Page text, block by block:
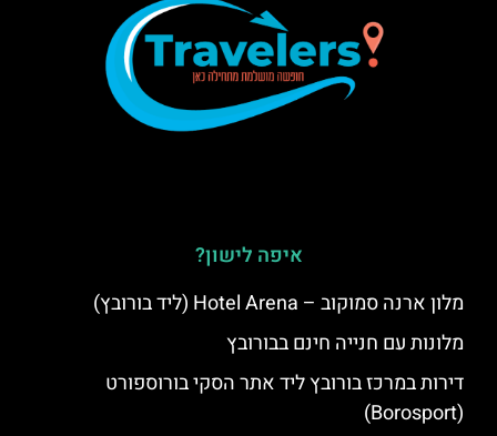
איפה לישון?
מלון ארנה סמוקוב – Hotel Arena (ליד בורובץ)
מלונות עם חנייה חינם בבורובץ
דירות במרכז בורובץ ליד אתר הסקי בורוספורט
(Borosport)